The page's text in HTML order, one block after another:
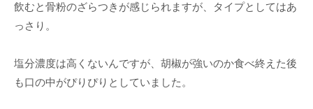
飲むと骨粉のざらつきが感じられますが、タイプとしてはあ
っさり。
塩分濃度は高くないんですが、胡椒が強いのか食べ終えた後
も口の中がぴりぴりとしていました。